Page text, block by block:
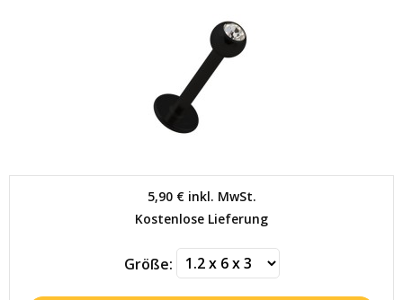
5,90 €inkl. MwSt.
Kostenlose Lieferung
Größe: